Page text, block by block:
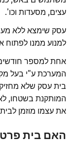
עצים, מסעדות וכו'.
עסק שימצא ללא
למנוע ממנו לפתוח
אחת למספר
המערכת ע"י בעל
בית עסק שלא
המותקנת בשטחו, לא
את עצמו מוזמן
האם בית